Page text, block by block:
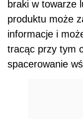
braki w towarze
produktu może
informacje i
tracąc przy tym
spacerowanie